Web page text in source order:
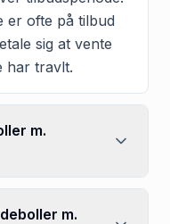
er ofte på tilbud
sig at vente
har travlt.
m.
m.